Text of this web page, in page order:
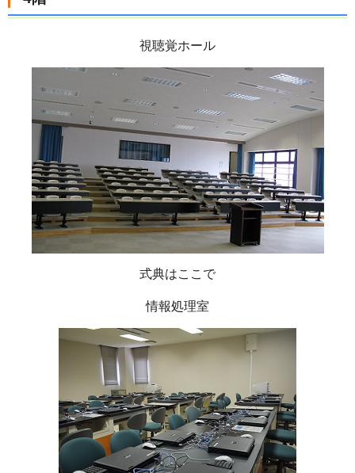
視聴覚ホール
式典はここで
情報処理室